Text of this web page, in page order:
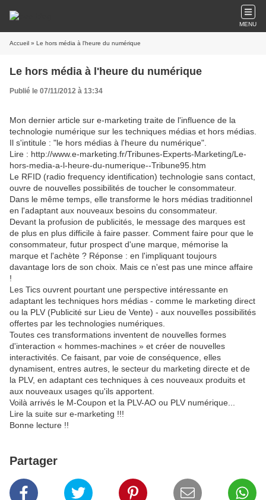
MENU
Accueil » Le hors média à l'heure du numérique
Le hors média à l'heure du numérique
Publié le 07/11/2012 à 13:34
Mon dernier article sur e-marketing traite de l'influence de la
technologie numérique sur les techniques médias et hors médias.
Il s'intitule : "le hors médias à l'heure du numérique".
Lire : http://www.e-marketing.fr/Tribunes-Experts-Marketing/Le-
hors-media-a-l-heure-du-numerique--Tribune95.htm
Le RFID (radio frequency identification) technologie sans contact,
ouvre de nouvelles possibilités de toucher le consommateur.
Dans le même temps, elle transforme le hors médias traditionnel
en l'adaptant aux nouveaux besoins du consommateur.
Devant la profusion de publicités, le message des marques est
de plus en plus difficile à faire passer. Comment faire pour que le
consommateur, futur prospect d'une marque, mémorise la
marque et l'achète ? Réponse : en l'impliquant toujours
davantage lors de son choix. Mais ce n'est pas une mince affaire
!
Les Tics ouvrent pourtant une perspective intéressante en
adaptant les techniques hors médias - comme le marketing direct
ou la PLV (Publicité sur Lieu de Vente) - aux nouvelles possibilités
offertes par les technologies numériques.
Toutes ces transformations inventent de nouvelles formes
d'interaction « hommes-machines » et créer de nouvelles
interactivités. Ce faisant, par voie de conséquence, elles
dynamisent, entres autres, le secteur du marketing directe et de
la PLV, en adaptant ces techniques à ces nouveaux produits et
aux nouveaux usages qu'ils apportent.
Voilà arrivés le M-Coupon et la PLV-AO ou PLV numérique...
Lire la suite sur e-marketing !!!
Bonne lecture !!
Partager